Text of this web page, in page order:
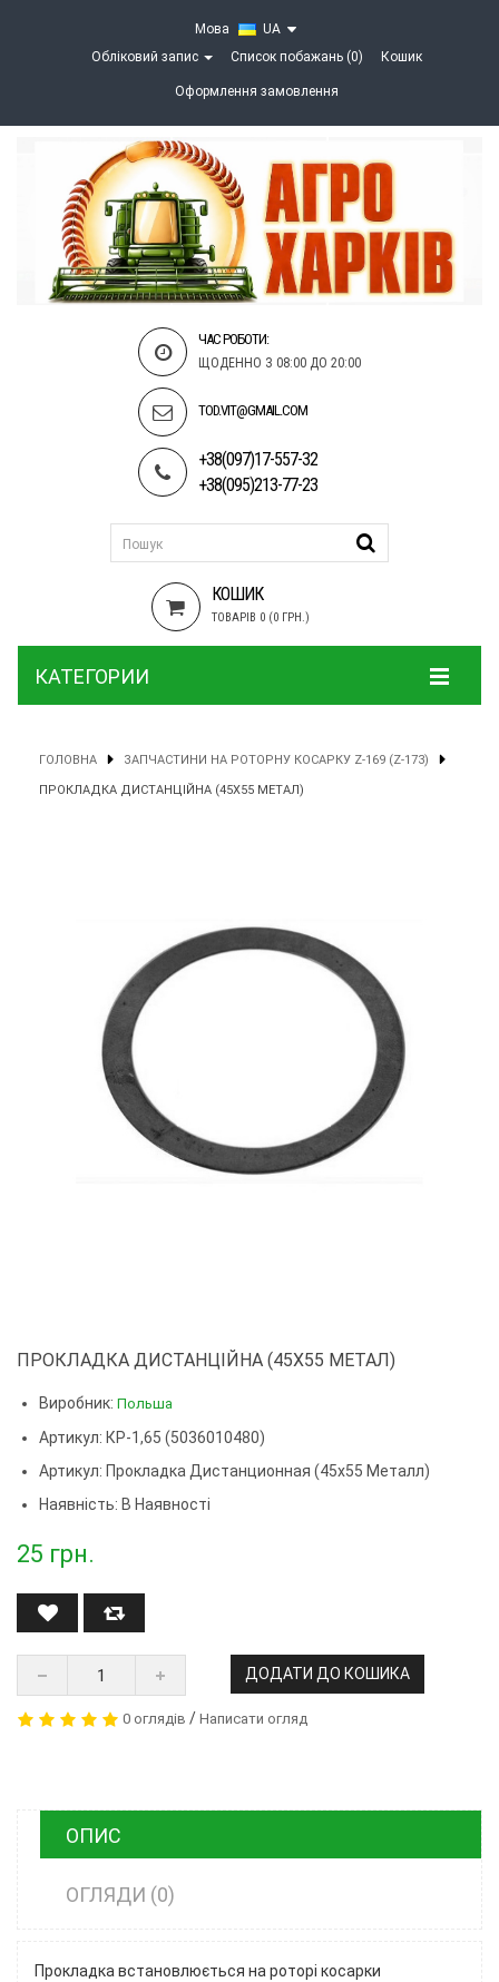
Мова
UA
Обліковий запис
Список побажань (0) Кошик
Оформлення замовлення
ЧАС РОБОТИ:
ЩОДЕННО З 08:00 ДО 20:00
TOD.VIT@GMAIL.COM
+38(097)17-557-32
+38(095)213-77-23
КОШИК
ТОВАРІВ 0 (0 ГРН.)
КАТЕГОРИИ
ГОЛОВНА ЗАПЧАСТИНИ НА РОТОРНУ КОСАРКУ Z-169 (Z-173)
ПРОКЛАДКА ДИСТАНЦІЙНА (45Х55 МЕТАЛ)
ПРОКЛАДКА ДИСТАНЦІЙНА (45Х55 МЕТАЛ)
Виробник: Польша
Артикул: КР-1,65 (5036010480)
Артикул: Прокладка Дистанционная (45х55 Металл)
Наявність: В Наявності
25 грн.
ДОДАТИ ДО КОШИКА
0 оглядів / Написати огляд
ОПИС
ОГЛЯДИ (0)
Прокладка встановлюється на роторі косарки